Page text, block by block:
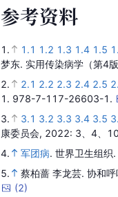
参考资料
1. 1.1 1.2 1.3 1.4 1.5
梦东. 实用传染病学（第4
2.
2.1 2.2 2.3 2.4 2.5
1. 978-7-117-26603-1.
3.
3.1 3.2 3.3 3.4 3.5
康委员会, 2022: 3、4、
4.
军团病. 世界卫生组织.
5.
蔡柏蔷 李龙芸. 协和
(2)